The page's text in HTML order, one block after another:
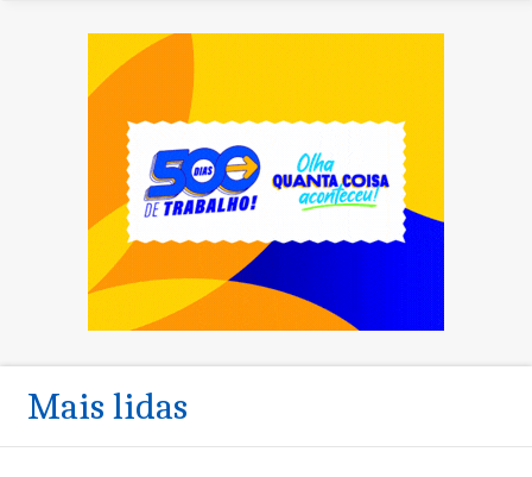
Mais lidas